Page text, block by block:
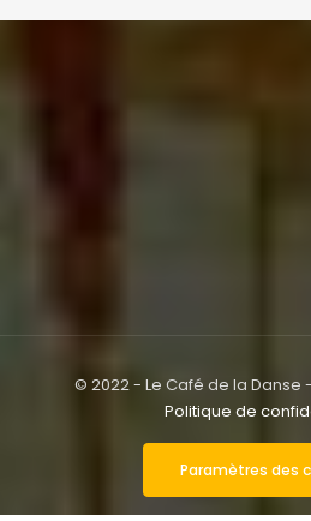
© 2022 - Le Café de la Danse
Politique de
Paramètres des